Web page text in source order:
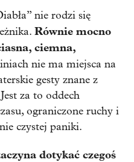
nie rodzi się
Równie mocno
ciemna,
nie ma miejsca na
gesty znane z
za to oddech
ograniczone ruchy i
czystej paniki.
dotykać czegoś